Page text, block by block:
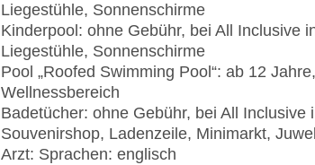
Liegestühle, Sonnenschirme
Kinderpool: ohne Gebühr, bei All Inclusive
Liegestühle, Sonnenschirme
Pool „Roofed Swimming Pool“: ab 12
Wellnessbereich
Badetücher: ohne Gebühr, bei All Inclusive
Souvenirshop, Ladenzeile, Minimarkt,
Arzt: Sprachen: englisch